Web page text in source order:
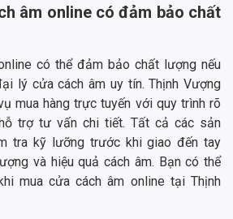
âm online có đảm bảo chất
có thể đảm bảo chất lượng nếu
lý cửa cách âm uy tín. Thịnh Vượng
mua hàng trực tuyến với quy trình rõ
trợ tư vấn chi tiết. Tất cả các sản
tra kỹ lưỡng trước khi giao đến tay
và hiệu quả cách âm. Bạn có thể
mua cửa cách âm online tại Thịnh